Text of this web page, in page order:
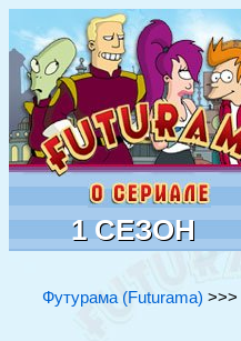
1 СЕЗОН
Футурама (Futurama) >>>